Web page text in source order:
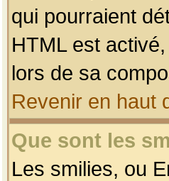
qui pourraient
HTML est
lors de sa
Revenir en haut
Que sont les
Les smilies, ou